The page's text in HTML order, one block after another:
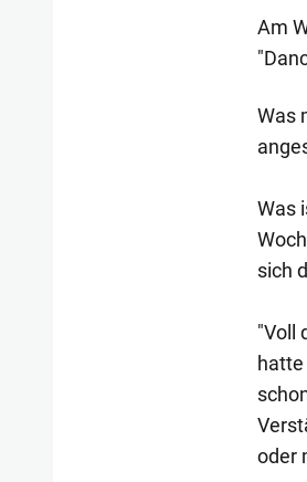
Am
Was
Was
sich
"Voll
oder